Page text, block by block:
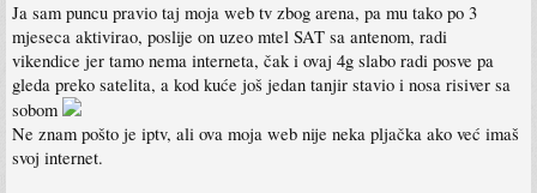
Ja sam puncu pravio taj moja web tv zbog arena, pa mu tako po 3
mjeseca aktivirao, poslije on uzeo mtel SAT sa antenom, radi
vikendice jer tamo nema interneta, čak i ovaj 4g slabo radi posve pa
gleda preko satelita, a kod kuće još jedan tanjir stavio i nosa risiver sa
sobom
Ne znam pošto je iptv, ali ova moja web nije neka pljačka ako već imaš
svoj internet.